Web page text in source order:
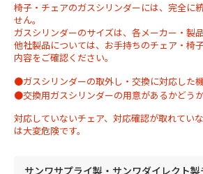
椅子・チェアのガスシリンダーには、完全に
せん。
ガスシリンダーのサイズは、各メーカー・製
他社製品については、お手持ちのチェア・椅
内容をご確認ください。
●ガスシリンダーの取外し・交換に対応した
●交換用ガスシリンダーの用意があるかどう
対応していないチェア、対応確認が取れてい
は大変危険です。
サンワサプライ製・サンワダイレクト製